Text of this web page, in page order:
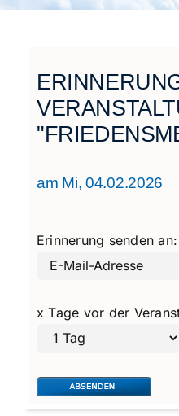
Städtegruppen Schweiz
am Mi, 04.02.2026
Erinnerung senden an:
x Tage vor der